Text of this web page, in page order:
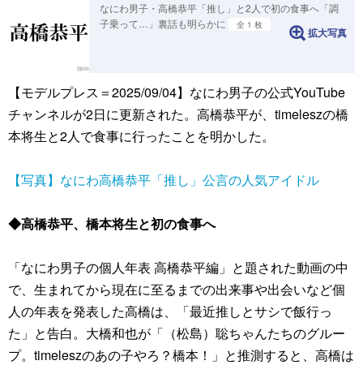
なにわ男子・高橋恭平「推し」と2人で初の食事へ「調
子乗って…」裏話も明らかに
全 1 枚
拡大写真
【モデルプレス＝2025/09/04】なにわ男子の公式YouTube
チャンネルが2日に更新された。高橋恭平が、timeleszの橋
本将生と2人で食事に行ったことを明かした。
【写真】なにわ高橋恭平「推し」公言の人気アイドル
◆高橋恭平、橋本将生と初の食事へ
「なにわ男子の個人年表 高橋恭平編」と題された動画の中
で、生まれてから現在に至るまでの出来事や出会いなど個
人の年表を発表した高橋は、「最近推しとサシで飯行っ
た」と告白。大橋和也が「（松島）聡ちゃんたちのグルー
プ。timeleszのあの子やろ？橋本！」と推測すると、高橋は